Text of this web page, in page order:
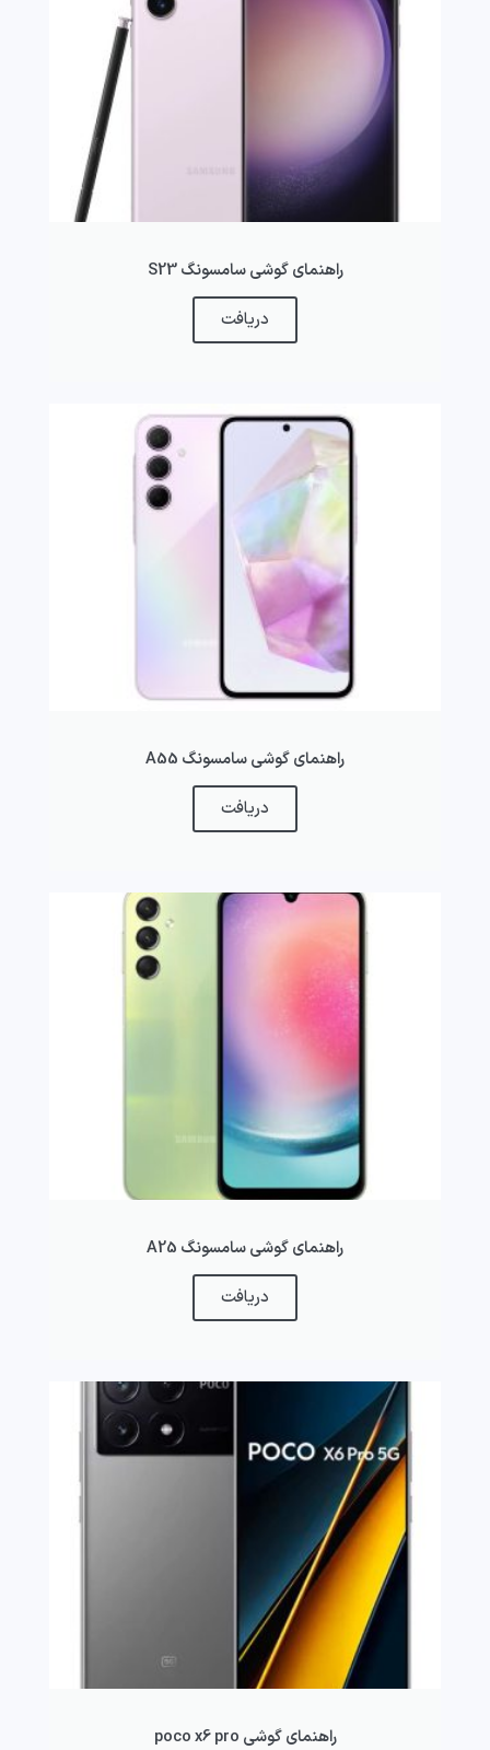
راهنمای گوشی سامسونگ S23
دریافت
راهنمای گوشی سامسونگ A55
دریافت
راهنمای گوشی سامسونگ A25
دریافت
راهنمای گوشی poco x6 pro